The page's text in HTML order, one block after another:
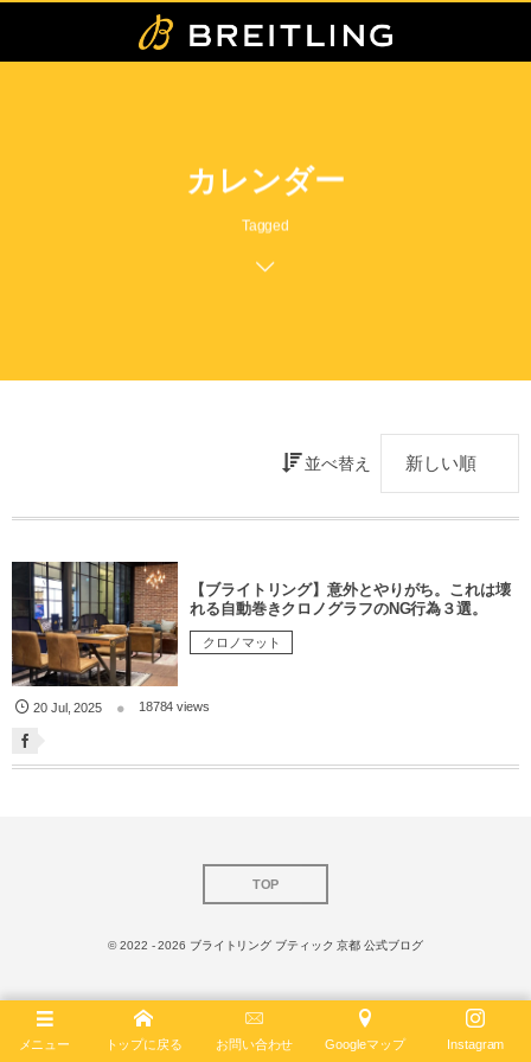
カレンダー
Tagged
並べ替え
【ブライトリング】意外とやりがち。これは壊
れる自動巻きクロノグラフのNG行為３選。
クロノマット
20 Jul,2025 18784 views
TOP
© 2022 - 2026 ブライトリング ブティック 京都 公式ブログ
メニュー トップに戻る お問い合わせ Googleマップ Instagram